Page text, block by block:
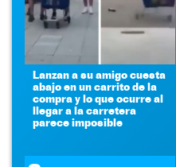
Lanzan a su amigo cuesta
abajo en un carrito de la
compra y lo que ocurre al
llegar a la carretera
parece imposible